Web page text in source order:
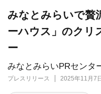
みなとみらいPRセンタ
プレスリリース 2025年11月7
みなとみらいで贅
ーハウス」のクリ
ー